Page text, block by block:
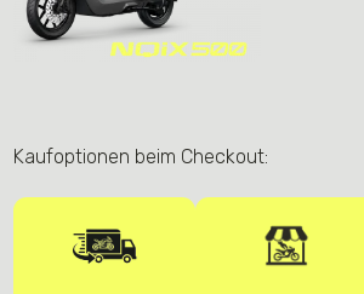
Kaufoptionen beim Checkout: